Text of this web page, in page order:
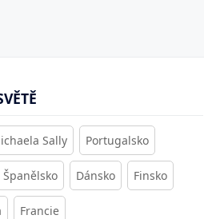
Sally Portugalsko
Španělsko Dánsko Finsko
Francie